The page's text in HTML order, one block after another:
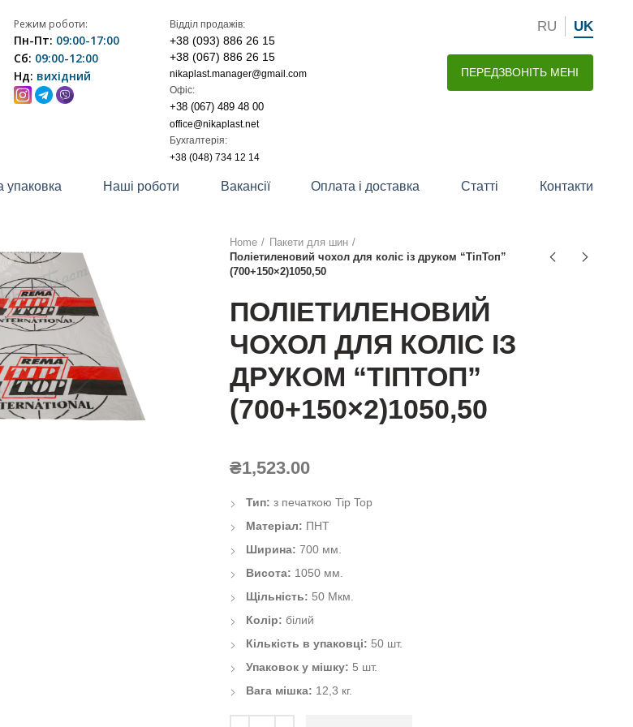
Режим роботи:
Пн-Пт: 09:00-17:00
Сб: 09:00-12:00
Нд: вихідний
Відділ продажів:
+38 (093) 886 26 15
+38 (067) 886 26 15
nikaplast.manager@gmail.com
Офіс:
+38 (067) 489 48 00
office@nikaplast.net
Бухгалтерія:
+38 (048) 734 12 14
UK
RU
ПЕРЕДЗВОНІТЬ МЕНІ
упаковка Наші роботи Вакансії Оплата і доставка Статті Контакти
Home
Пакети для шин
Поліетиленовий чохол для коліс із друком “ТіпТоп”
(700+150×2)1050,50
ПОЛІЕТИЛЕНОВИЙ
ЧОХОЛ ДЛЯ КОЛІС ІЗ
ДРУКОМ “ТІПТОП”
(700+150×2)1050,50
₴1,523.00
Тип: з печаткою Tip Top
Матеріал: ПНТ
Ширина: 700 мм.
Висота: 1050 мм.
Щільність: 50 Мкм.
Колір: білий
Кількість в упаковці: 50 шт.
Упаковок у мішку: 5 шт.
Вага мішка: 12,3 кг.